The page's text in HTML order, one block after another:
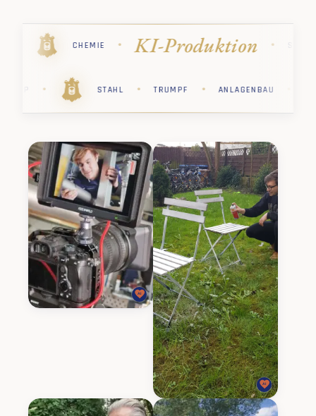
STIHL PHARMA KÄRCHER ·
· PHARMA · STIHL · CHEMIE · SAP ·